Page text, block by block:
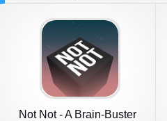
Not Not - A Brain-Buster